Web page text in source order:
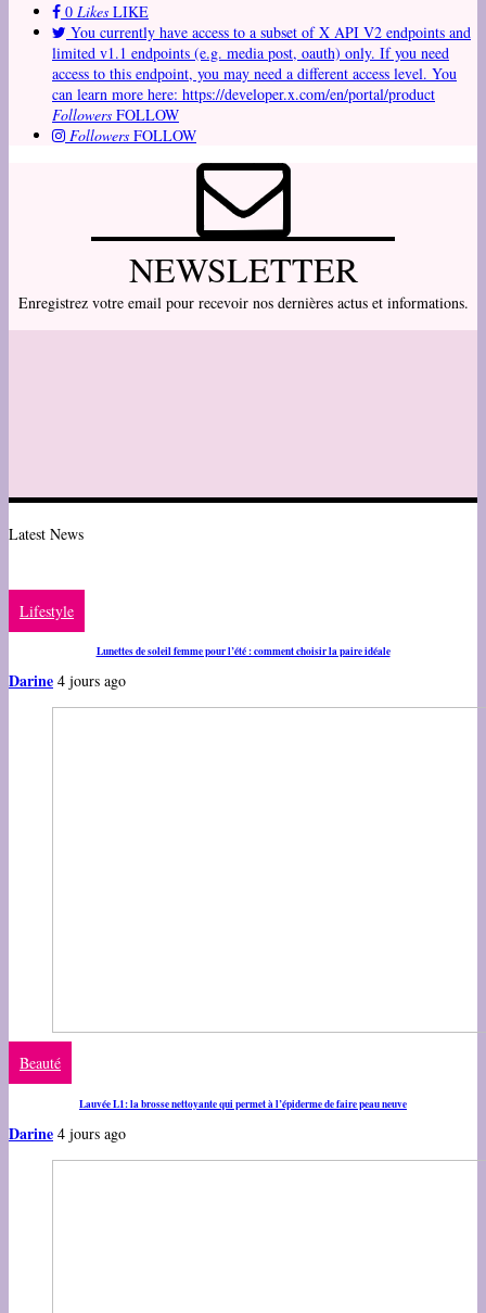
0 Likes LIKE
You currently have access to a subset of X API V2 endpoints and
limited v1.1 endpoints (e.g. media post, oauth) only. If you need
access to this endpoint, you may need a different access level. You
can learn more here: https://developer.x.com/en/portal/product
Followers FOLLOW
Followers FOLLOW
NEWSLETTER
Enregistrez votre email pour recevoir nos dernières actus et informations.
Latest News
Lifestyle
Lunettes de soleil femme pour l’été : comment choisir la paire idéale
Darine 4 jours ago
Beauté
Lauvée L1: la brosse nettoyante qui permet à l’épiderme de faire peau neuve
Darine 4 jours ago